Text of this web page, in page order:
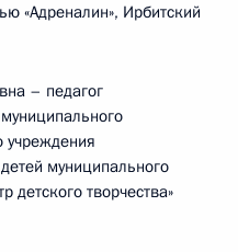
«Адреналин», Ирбитский
– педагог
учреждения
муниципального
детского творчества»